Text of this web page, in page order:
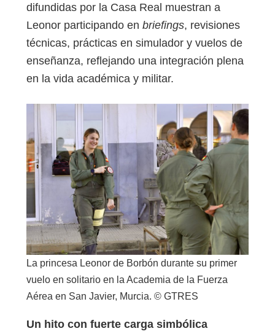
difundidas por la Casa Real muestran a
Leonor participando en briefings, revisiones
técnicas, prácticas en simulador y vuelos de
enseñanza, reflejando una integración plena
en la vida académica y militar.
La princesa Leonor de Borbón durante su primer
vuelo en solitario en la Academia de la Fuerza
Aérea en San Javier, Murcia. © GTRES
Un hito con fuerte carga simbólica